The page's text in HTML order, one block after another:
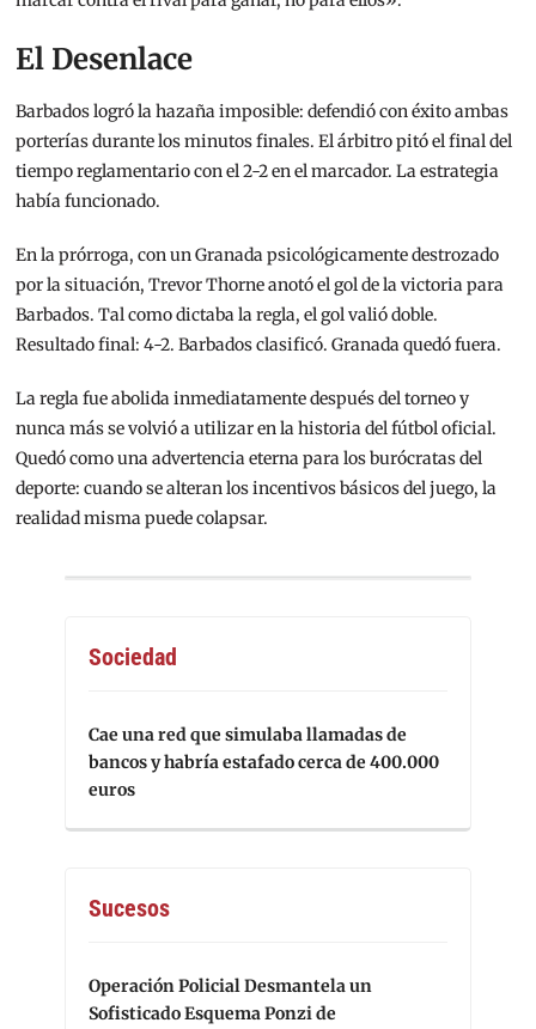
El Desenlace
Barbados logró la hazaña imposible: defendió con éxito ambas
porterías durante los minutos finales. El árbitro pitó el final del
tiempo reglamentario con el 2-2 en el marcador. La estrategia
había funcionado.
En la prórroga, con un Granada psicológicamente destrozado
por la situación, Trevor Thorne anotó el gol de la victoria para
Barbados. Tal como dictaba la regla, el gol valió doble.
Resultado final: 4-2. Barbados clasificó. Granada quedó fuera.
La regla fue abolida inmediatamente después del torneo y
nunca más se volvió a utilizar en la historia del fútbol oficial.
Quedó como una advertencia eterna para los burócratas del
deporte: cuando se alteran los incentivos básicos del juego, la
realidad misma puede colapsar.
Sociedad
Cae una red que simulaba llamadas de
bancos y habría estafado cerca de 400.000
euros
Sucesos
Operación Policial Desmantela un
Sofisticado Esquema Ponzi de